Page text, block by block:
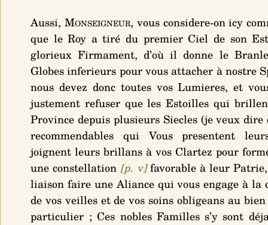
Aussi, Monseigneur, vous considere-on icy
que le Roy a tiré du premier Ciel de son
glorieux Firmament, d’où il donne le
Globes inferieurs pour vous attacher à nostre
nous devez donc toutes vos Lumieres, et
justement refuser que les Estoilles qui
Province depuis plusieurs Siecles (je veux dire
recommendables qui Vous presentent
joignent leurs brillans à vos Clartez pour
une constellation [p. v]favorable à leur
liaison faire une Aliance qui vous engage à la
de vos veilles et de vos soins obligeans au
particulier ; Ces nobles Familles s’y sont